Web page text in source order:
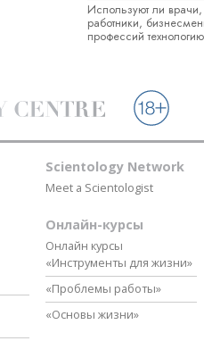
Используют ли
работники,
профессий
Scientology Network
Meet a Scientologist
Онлайн-курсы
Онлайн курсы
«Инструменты для жизни»
«Проблемы работы»
«Основы жизни»